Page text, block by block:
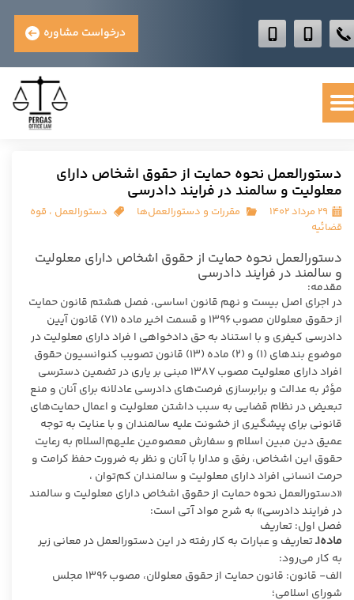
درخواست مشاوره
دستورالعمل نحوه حمایت از حقوق اشخاص دارای
معلولیت و سالمند در فرایند دادرسی
۲۹ مرداد ۱۴۰۲ مقررات و دستورالعمل‌ها دستورالعمل ، قوه
قضائیه
دستورالعمل نحوه حمایت از حقوق اشخاص دارای معلولیت
و سالمند در فرایند دادرسی
مقدمه:
در اجرای اصل بیست و نهم قانون اساسی، فصل هشتم قانون حمایت
از حقوق معلولان مصوب ۱۳۹۶ و قسمت اخیر ماده (۷۱) قانون آیین
دادرسی کیفری و با استناد به حق دادخواهی ا فراد دارای معلولیت در
موضوع بندهای (۱) و (۲) ماده (۱۳) قانون تصویب کنوانسیون حقوق
افراد دارای معلولیت مصوب ۱۳۸۷ مبنی بر یاری در تضمین دسترسی
مؤثر به عدالت و برابرسازی فرصت‌های دادرسی عادلانه برای آنان و منع
تبعیض در نظام قضایی به سبب داشتن معلولیت و اعمال حمایت‌های
قانونی برای پیشگیری از خشونت علیه سالمندان و با عنایت به توجه
عمیق دین مبین اسلام و سفارش معصومین علیهم‌السلام به رعایت
حقوق این اشخاص، رفق و مدارا با آنان و نظر به ضرورت حفظ کرامت و
حرمت انسانی افراد دارای معلولیت و سالمندان کم‌توان ،
«دستورالعمل نحوه حمایت از حقوق اشخاص دارای معلولیت و سالمند
در فرایند دادرسی» به شرح مواد آتی است:
فصل اول: تعاریف
ماده۱ـ تعاریف و عبارات به‌ کار رفته در این دستورالعمل در معانی زیر
به کار می‌رود:
الف- قانون: قانون حمایت از حقوق معلولان، مصوب ۱۳۹۶ مجلس
شورای اسلامی؛